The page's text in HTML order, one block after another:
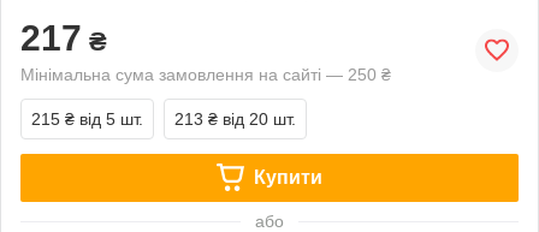
217 ₴
Мінімальна сума замовлення на сайті — 250 ₴
215 ₴ від 5 шт. 213 ₴ від 20 шт.
Купити
або